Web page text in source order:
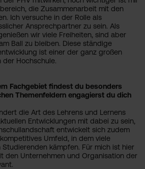
die Zusammenarbeit mit den
Ich versuche in der Rolle als
Ansprechpartner zu sein. Als
wir viele Freiheiten, sind aber
Ball zu bleiben. Diese ständige
ist einer der ganz großen
der Hochschule.
Fachgebiet findest du besonders
Themenfeldern engagierst du dich
die Art des Lehrens und Lernens
Entwicklungen mit dabei zu sein,
entwickelt sich zudem
Umfeld, in dem viele
kämpfen. Für mich ist hier
den Unternehmen und Organisation der